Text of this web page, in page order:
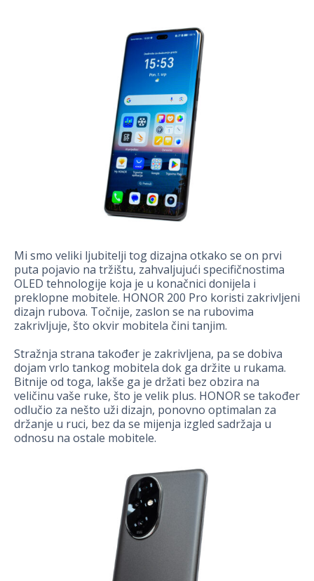
Mi smo veliki ljubitelji tog dizajna otkako se on prvi
puta pojavio na tržištu, zahvaljujući specifičnostima
OLED tehnologije koja je u konačnici donijela i
preklopne mobitele. HONOR 200 Pro koristi zakrivljeni
dizajn rubova. Točnije, zaslon se na rubovima
zakrivljuje, što okvir mobitela čini tanjim.
Stražnja strana također je zakrivljena, pa se dobiva
dojam vrlo tankog mobitela dok ga držite u rukama.
Bitnije od toga, lakše ga je držati bez obzira na
veličinu vaše ruke, što je velik plus. HONOR se također
odlučio za nešto uži dizajn, ponovno optimalan za
držanje u ruci, bez da se mijenja izgled sadržaja u
odnosu na ostale mobitele.